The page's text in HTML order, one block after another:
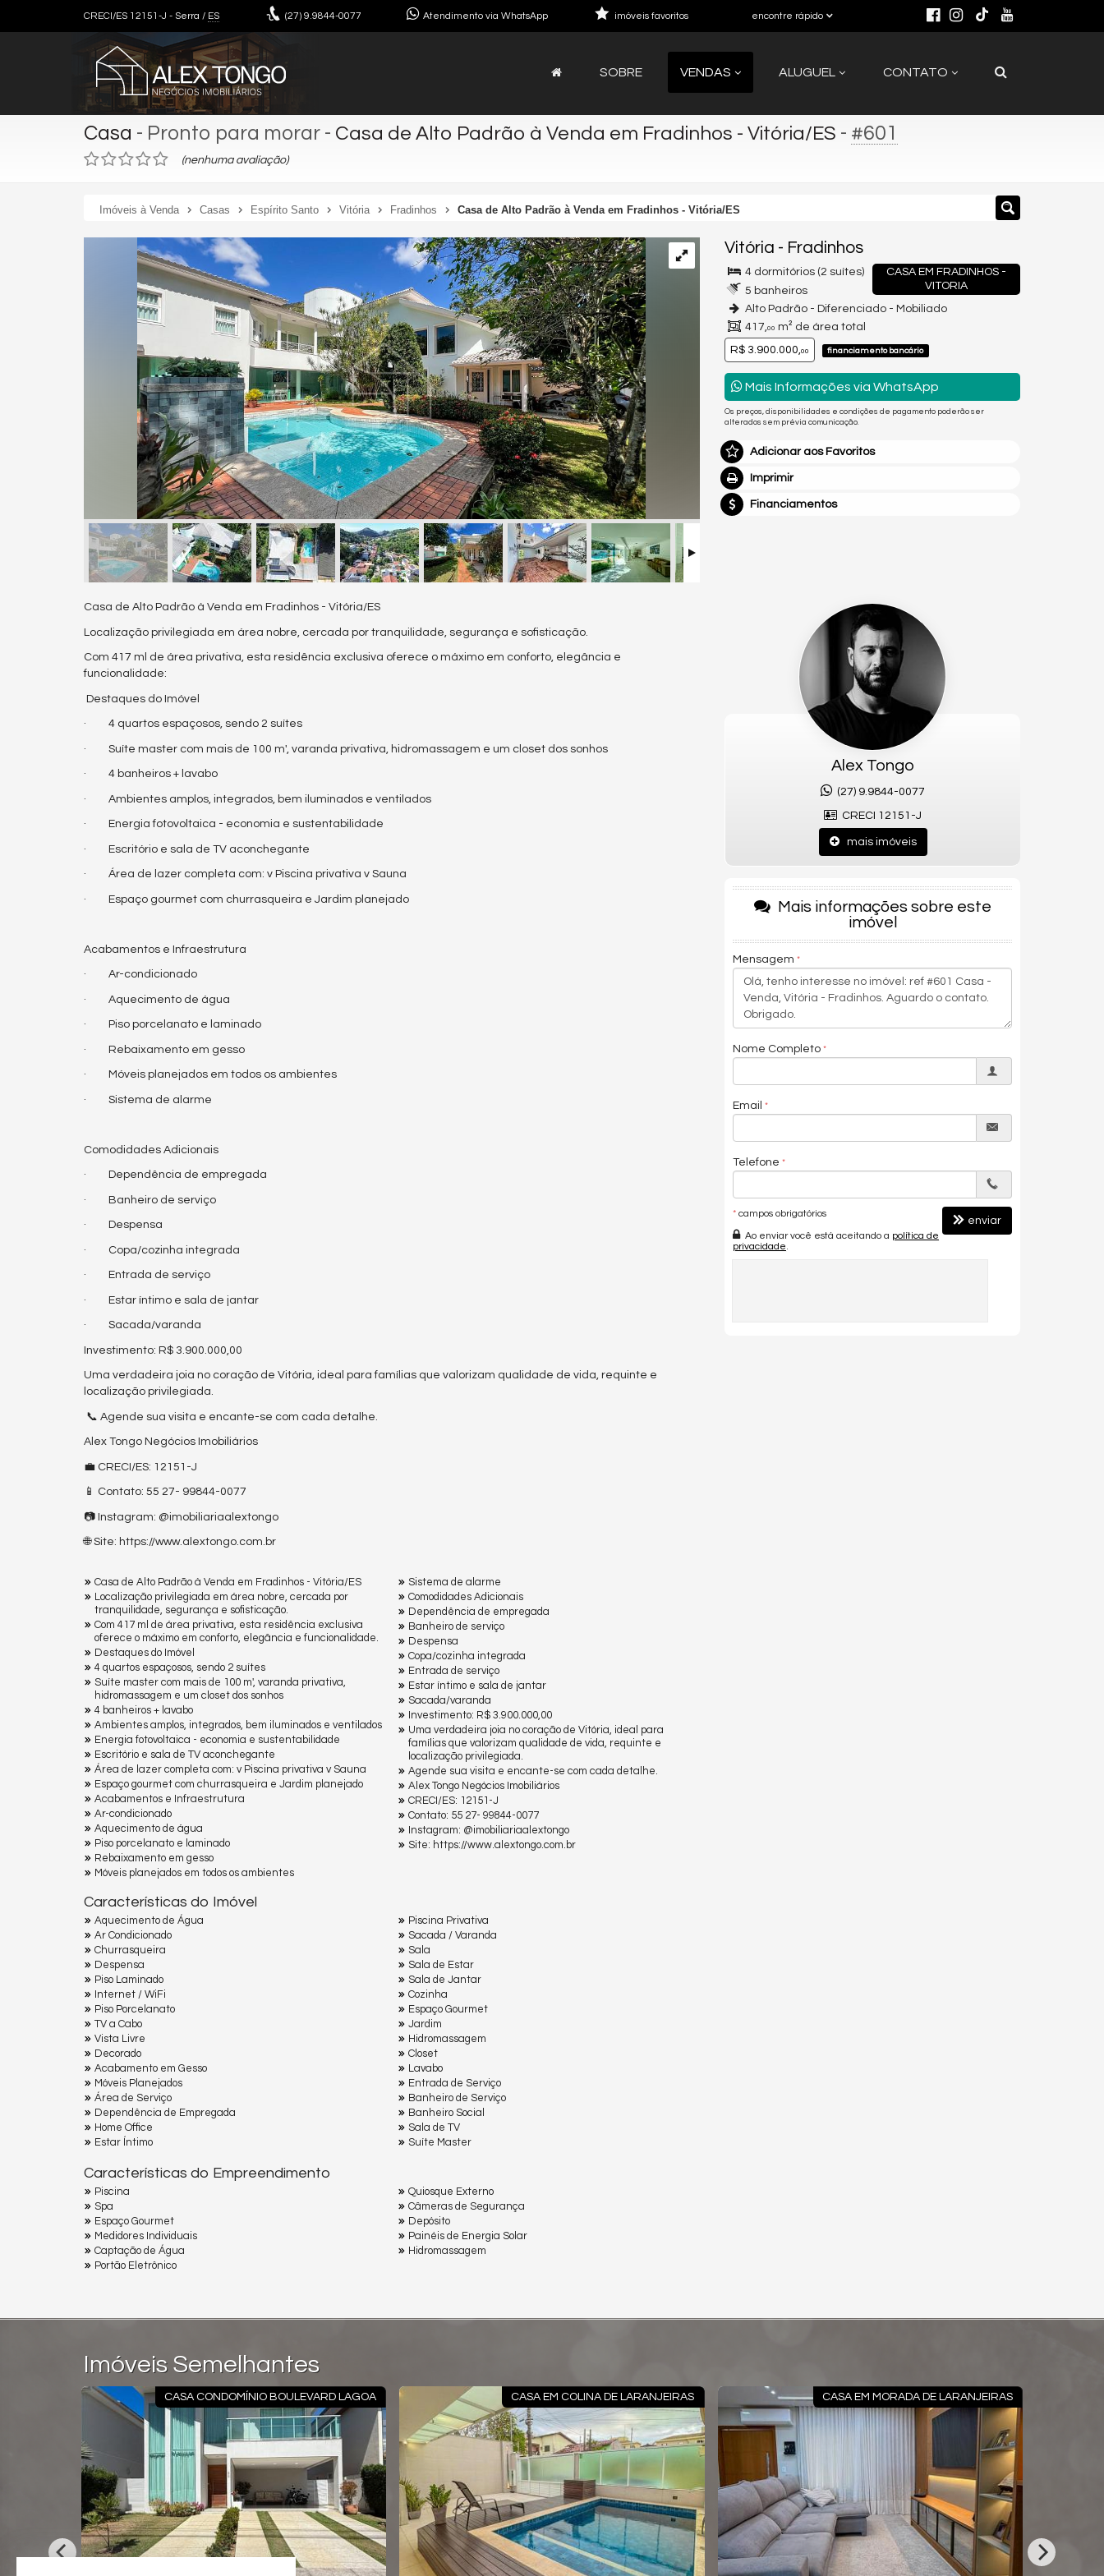
CRECI/ES 12151-J - Serra / ES (27) 9.9844-0077 Atendimento via WhatsApp encontre rápido
imóveis favoritos
SOBRE VENDAS ALUGUEL CONTATO
Casa - Pronto para morar - Casa de Alto Padrão à Venda em Fradinhos - Vitória/ES - #601
(nenhuma avaliação)
Imóveis à Venda Casas Espírito Santo Vitória Fradinhos Casa de Alto Padrão à Venda em Fradinhos - Vitória/ES
Vitória - Fradinhos
CASA EM FRADINHOS -
VITORIA
4 dormitórios (2 suítes)
5 banheiros
Alto Padrão - Diferenciado - Mobiliado
417,00 m² de área total
R$ 3.900.000,00 financiamento bancário
Mais Informações via WhatsApp
Os preços, disponibilidades e condições de pagamento poderão ser
alterados sem prévia comunicação.
Adicionar aos Favoritos
Imprimir
Financiamentos
Casa de Alto Padrão à Venda em Fradinhos - Vitória/ES
Localização privilegiada em área nobre, cercada por tranquilidade, segurança e sofisticação.
Com 417 ml de área privativa, esta residência exclusiva oferece o máximo em conforto, elegância e
funcionalidade:
Destaques do Imóvel
· 4 quartos espaçosos, sendo 2 suítes
· Suíte master com mais de 100 m', varanda privativa, hidromassagem e um closet dos sonhos
· 4 banheiros + lavabo
· Ambientes amplos, integrados, bem iluminados e ventilados
· Energia fotovoltaica - economia e sustentabilidade
· Escritório e sala de TV aconchegante
· Área de lazer completa com: v Piscina privativa v Sauna
· Espaço gourmet com churrasqueira e Jardim planejado
Acabamentos e Infraestrutura
· Ar-condicionado
· Aquecimento de água
· Piso porcelanato e laminado
· Rebaixamento em gesso
· Móveis planejados em todos os ambientes
· Sistema de alarme
Comodidades Adicionais
· Dependência de empregada
· Banheiro de serviço
· Despensa
· Copa/cozinha integrada
· Entrada de serviço
· Estar íntimo e sala de jantar
· Sacada/varanda
Investimento: R$ 3.900.000,00
Uma verdadeira joia no coração de Vitória, ideal para famílias que valorizam qualidade de vida, requinte e
localização privilegiada.
📞 Agende sua visita e encante-se com cada detalhe.
Alex Tongo Negócios Imobiliários
💼 CRECI/ES: 12151-J
📱 Contato: 55 27- 99844-0077
📷 Instagram: @imobiliariaalextongo
🌐 Site: https://www.alextongo.com.br
Casa de Alto Padrão à Venda em Fradinhos - Vitória/ES
Localização privilegiada em área nobre, cercada por
tranquilidade, segurança e sofisticação.
Com 417 ml de área privativa, esta residência exclusiva
oferece o máximo em conforto, elegância e funcionalidade.
Destaques do Imóvel
4 quartos espaçosos, sendo 2 suítes
Suíte master com mais de 100 m', varanda privativa,
hidromassagem e um closet dos sonhos
4 banheiros + lavabo
Ambientes amplos, integrados, bem iluminados e ventilados
Energia fotovoltaica - economia e sustentabilidade
Escritório e sala de TV aconchegante
Área de lazer completa com: v Piscina privativa v Sauna
Espaço gourmet com churrasqueira e Jardim planejado
Acabamentos e Infraestrutura
Ar-condicionado
Aquecimento de água
Piso porcelanato e laminado
Rebaixamento em gesso
Móveis planejados em todos os ambientes
Sistema de alarme
Comodidades Adicionais
Dependência de empregada
Banheiro de serviço
Despensa
Copa/cozinha integrada
Entrada de serviço
Estar íntimo e sala de jantar
Sacada/varanda
Investimento: R$ 3.900.000,00
Uma verdadeira joia no coração de Vitória, ideal para
famílias que valorizam qualidade de vida, requinte e
localização privilegiada.
Agende sua visita e encante-se com cada detalhe.
Alex Tongo Negócios Imobiliários
CRECI/ES: 12151-J
Contato: 55 27- 99844-0077
Instagram: @imobiliariaalextongo
Site: https://www.alextongo.com.br
Características do Imóvel
Aquecimento de Água
Ar Condicionado
Churrasqueira
Despensa
Piso Laminado
Internet / WiFi
Piso Porcelanato
TV a Cabo
Vista Livre
Decorado
Acabamento em Gesso
Móveis Planejados
Área de Serviço
Dependência de Empregada
Home Office
Estar Íntimo
Piscina Privativa
Sacada / Varanda
Sala
Sala de Estar
Sala de Jantar
Cozinha
Espaço Gourmet
Jardim
Hidromassagem
Closet
Lavabo
Entrada de Serviço
Banheiro de Serviço
Banheiro Social
Sala de TV
Suíte Master
Características do Empreendimento
Piscina
Spa
Espaço Gourmet
Medidores Individuais
Captação de Água
Portão Eletrônico
Quiosque Externo
Câmeras de Segurança
Depósito
Painéis de Energia Solar
Hidromassagem
Alex Tongo
(27) 9.9844-0077
CRECI 12151-J
mais imóveis
Mais informações sobre este
imóvel
Mensagem
Nome Completo
Email
Telefone
* campos obrigatórios
Ao enviar você está aceitando a política de
privacidade
enviar
Imóveis Semelhantes
CASA CONDOMÍNIO BOULEVARD LAGOA CASA EM COLINA DE LARANJEIRAS CASA EM MORADA DE LARANJEIRAS